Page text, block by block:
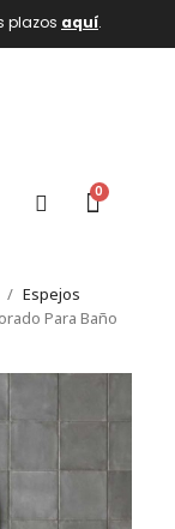
plazos aquí.
Espejos
Para Baño